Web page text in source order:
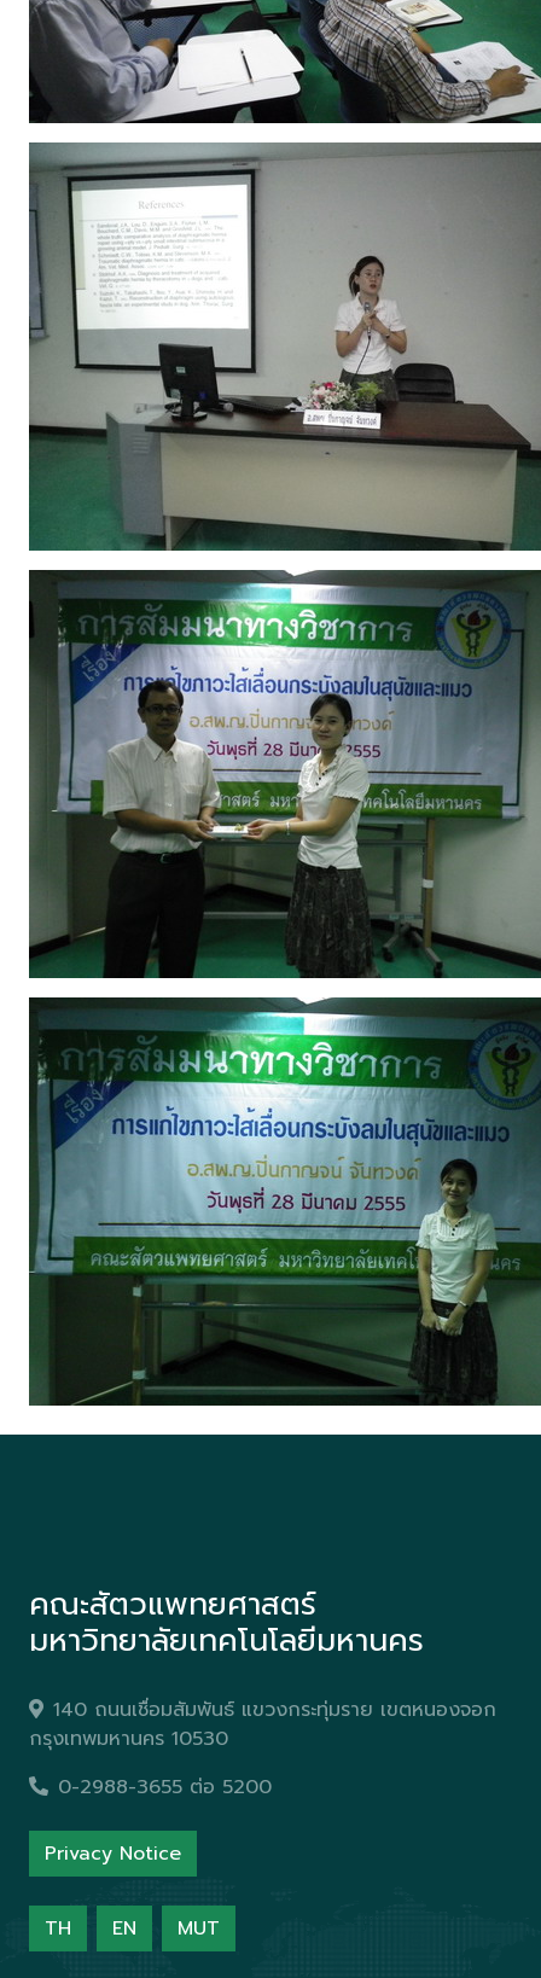
คณะสัตวแพทยศาสตร์
มหาวิทยาลัยเทคโนโลยีมหานคร
140 ถนนเชื่อมสัมพันธ์ แขวงกระทุ่มราย เขตหนองจอก
กรุงเทพมหานคร 10530
0-2988-3655 ต่อ 5200
Privacy Notice
TH EN MUT